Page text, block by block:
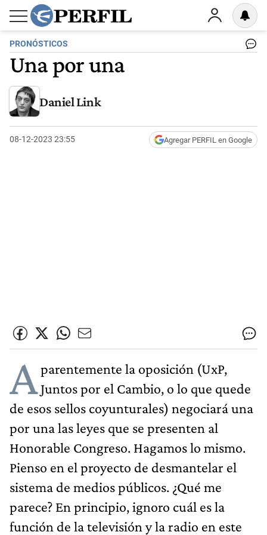
PRONÓSTICOS
Una por una
Daniel Link
08-12-2023 23:55 Agregar PERFIL en Google
Aparentemente la oposición (UxP,
Juntos por el Cambio, o lo que quede
de esos sellos coyunturales) negociará una
por una las leyes que se presenten al
Honorable Congreso. Hagamos lo mismo.
Pienso en el proyecto de desmantelar el
sistema de medios públicos. ¿Qué me
parece? En principio, ignoro cuál es la
función de la televisión y la radio en este